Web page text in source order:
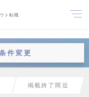
ト転職
件変更
掲載終了間近